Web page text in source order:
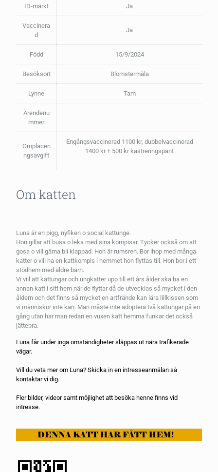
ID-märkt Ja
Vaccinera
d
Ja
Född 15/9/2024
Besöksort Blomstermåla
Lynne Tam
Ärendenu
mmer
Omplaceri
ngsavgift
Engångsvaccinerad 1100 kr, dubbelvaccinerad
1400 kr + 500 kr kastreringspant
Om katten
Luna är en pigg, nyfiken o social kattunge.
Hon gillar att busa o leka med sina kompisar. Tycker också om att
gosa o vill gärna bli klappad. Hon är rumsren. Bor ihop med många
katter o vill ha en kattkompis i hemmet hon flyttas till. Hon bor i ett
stödhem med äldre barn.
Vi vill att kattungar och ungkatter upp till ett års ålder ska ha en
annan katt i sitt hem när de flyttar då de utvecklas så mycket i den
åldern och det finns så mycket en artfrände kan lära lillkissen som
vi människor inte kan. Man måste inte adoptera två kattungar på en
gång utan har man redan en vuxen katt hemma funkar det också
jättebra.
Luna får under inga omständigheter släppas ut nära trafikerade
vägar.
Vill du veta mer om Luna? Skicka in en intresseanmälan så
kontaktar vi dig.
Fler bilder, videor samt möjlighet att besöka henne finns vid
intresse.